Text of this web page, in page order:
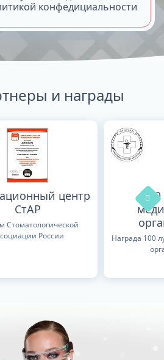
конфедициальности
и награды
центр
СтАР
Стоматологической
России
Награда 100